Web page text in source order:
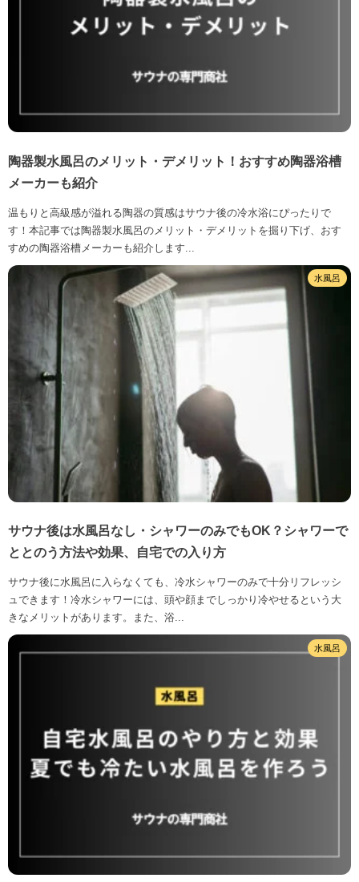
陶器製水風呂のメリット・デメリット！おすすめ陶器浴槽
メーカーも紹介
温もりと高級感が溢れる陶器の質感はサウナ後の冷水浴にぴったりで
す！本記事では陶器製水風呂のメリット・デメリットを掘り下げ、おす
すめの陶器浴槽メーカーも紹介します...
水風呂
サウナ後は水風呂なし・シャワーのみでもOK？シャワーで
ととのう方法や効果、自宅での入り方
サウナ後に水風呂に入らなくても、冷水シャワーのみで十分リフレッシ
ュできます！冷水シャワーには、頭や顔までしっかり冷やせるという大
きなメリットがあります。また、浴...
水風呂